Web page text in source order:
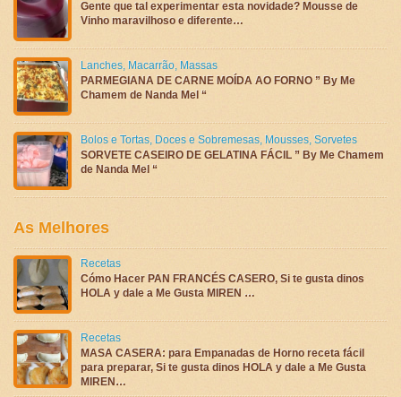
Gente que tal experimentar esta novidade? Mousse de
Vinho maravilhoso e diferente…
Lanches, Macarrão, Massas
PARMEGIANA DE CARNE MOÍDA AO FORNO ” By Me
Chamem de Nanda Mel “
Bolos e Tortas, Doces e Sobremesas, Mousses, Sorvetes
SORVETE CASEIRO DE GELATINA FÁCIL ” By Me Chamem
de Nanda Mel “
As Melhores
Recetas
Cómo Hacer PAN FRANCÉS CASERO, Si te gusta dinos
HOLA y dale a Me Gusta MIREN …
Recetas
MASA CASERA: para Empanadas de Horno receta fácil
para preparar, Si te gusta dinos HOLA y dale a Me Gusta
MIREN…